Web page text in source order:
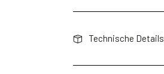
Technische Details